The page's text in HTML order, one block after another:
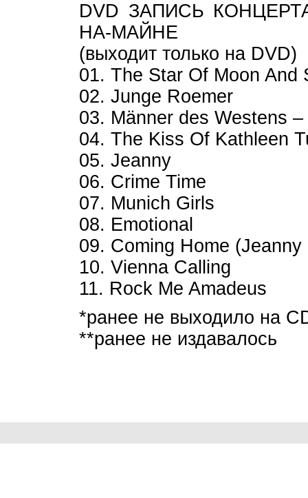
DVD ЗАПИСЬ
НА-МАЙНЕ
(выходит только на DVD)
01. The Star Of Moon And
02. Junge Roemer
03. Männer des Westens
04. The Kiss Of Kathleen
05. Jeanny
06. Crime Time
07. Munich Girls
08. Emotional
09. Coming Home
10. Vienna Calling
11. Rock Me Amadeus
*ранее не выходило на
**ранее не издавалось